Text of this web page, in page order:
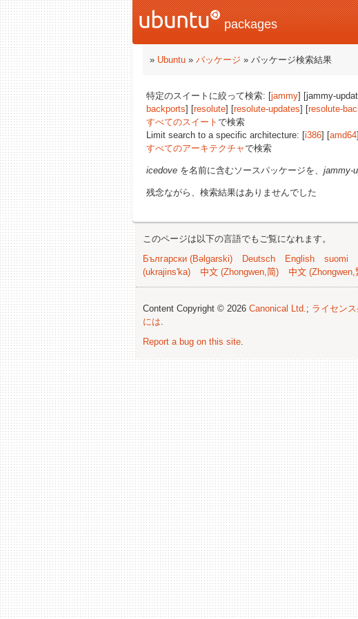
packages
» Ubuntu » パッケージ » パッケージ検索結果
特定のスイートに絞って検索: [jammy] [jammy-
backports] [resolute] [resolute-updates] [resolute-
すべてのスイート で検索
Limit search to a specific architecture: [i386] [amd64
すべてのアーキテクチャで検索
icedove を名前に含むソースパッケージを、 jammy-
残念ながら、検索結果はありませんでした
このページは以下の言語でもご覧になれます。
Български (Bəlgarski)
Deutsch English suomi
(ukrajins'ka)
中文 (Zhongwen,简) 中文 (Zhongwen,
Content Copyright © 2026 Canonical Ltd.; ライセン
には.
Report a bug on this site.